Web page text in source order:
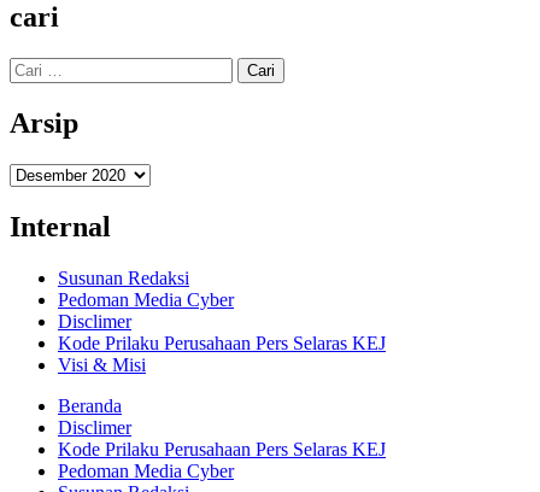
cari
Cari
untuk:
Arsip
Arsip
Internal
Susunan Redaksi
Pedoman Media Cyber
Disclimer
Kode Prilaku Perusahaan Pers Selaras KEJ
Visi & Misi
Beranda
Disclimer
Kode Prilaku Perusahaan Pers Selaras KEJ
Pedoman Media Cyber